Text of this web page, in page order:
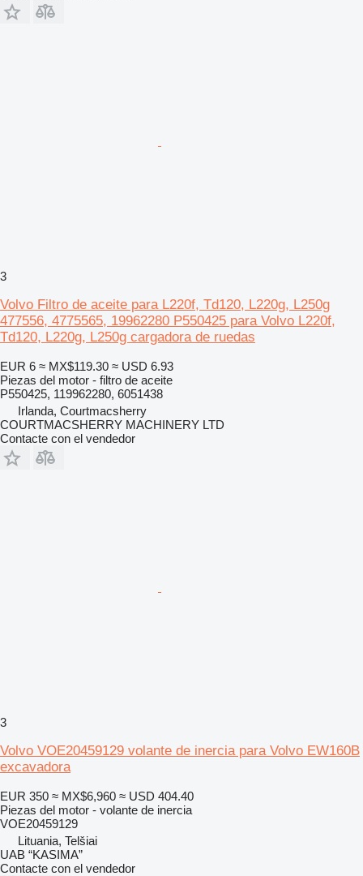
3
Volvo Filtro de aceite para L220f, Td120, L220g, L250g
477556, 4775565, 19962280 P550425 para Volvo L220f,
Td120, L220g, L250g cargadora de ruedas
EUR 6 ≈ MX$119.30 ≈ USD 6.93
Piezas del motor - filtro de aceite
P550425, 119962280, 6051438
Irlanda, Courtmacsherry
COURTMACSHERRY MACHINERY LTD
Contacte con el vendedor
3
Volvo VOE20459129 volante de inercia para Volvo EW160B
excavadora
EUR 350 ≈ MX$6,960 ≈ USD 404.40
Piezas del motor - volante de inercia
VOE20459129
Lituania, Telšiai
UAB “KASIMA”
Contacte con el vendedor